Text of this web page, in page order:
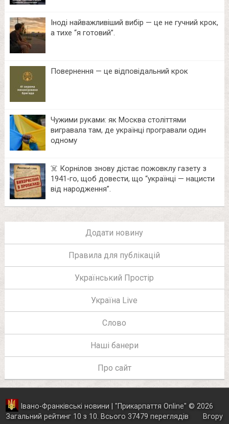
Іноді найважливіший вибір — це не гучний крок,
а тихе “я готовий”.
Повернення — це відповідальний крок
Чужими руками: як Москва століттями
вигравала там, де українці програвали один
одному
☠️ Корнілов знову дістає пожовклу газету з
1941‑го, щоб довести, що “українці — нацисти
від народження”.
Додати новину
Правила для публікацій
Український Простір
Україна Live
Слово
Наші банери
Про сайт
Івано-Франківські новини | "Прикарпаття Online" © 2026
Загальний рейтинг 10 з 10. Всього 37479 переглядів
Вгору